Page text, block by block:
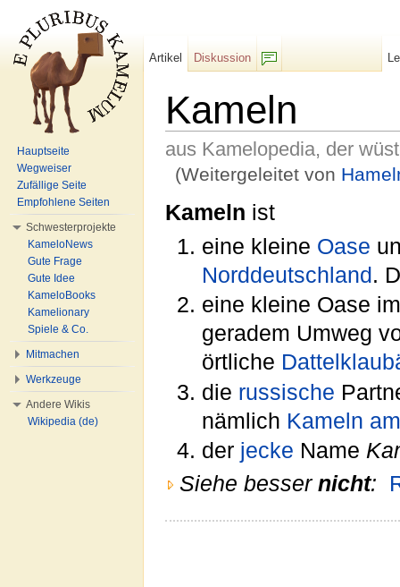
Kameln
aus Kamelopedia, der
(Weitergeleitet von
Kameln ist
eine kleine Oase
Norddeutschland .
eine kleine Oase
geradem Umweg
örtliche
die russische
nämlich Kameln
der jecke Name
Siehe besser nicht:
Artikel
Diskussion
Hauptseite
Wegweiser
Zufällige Seite
Empfohlene Seiten
Schwesterprojekte
KameloNews
Gute Frage
Gute Idee
KameloBooks
Kamelionary
Spiele & Co.
Mitmachen
Werkzeuge
Andere Wikis
Wikipedia (de)